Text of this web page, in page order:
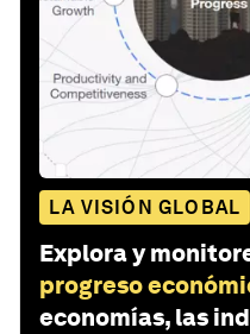
LA VISIÓN GLOBAL
Explora y
progreso
economías, las